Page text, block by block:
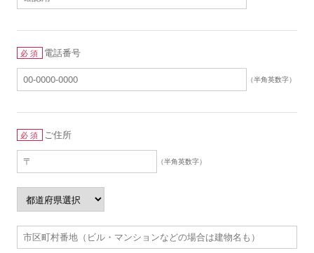
必須 電話番号
（半角英数字）
必須 ご住所
（半角英数字）